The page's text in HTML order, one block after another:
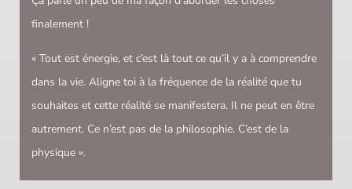
finalement!
« Tout est énergie, et c’est là tout ce qu’il y a à comprendre
dans la vie. Aligne toi à la fréquence de la réalité que tu
souhaites et cette réalité se manifestera. Il ne peut en être
autrement. Ce n’est pas de la philosophie. C’est de la
physique ».